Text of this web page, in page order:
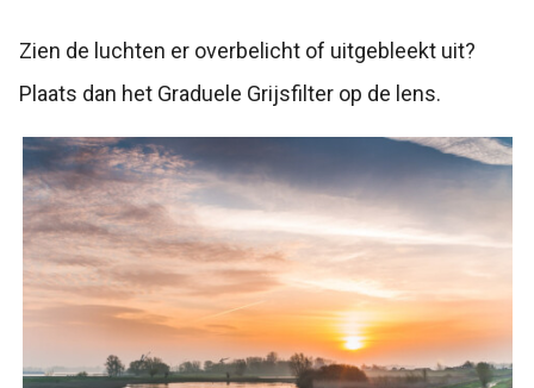
Zien de luchten er overbelicht of uitgebleekt uit?
Plaats dan het Graduele Grijsfilter op de lens.